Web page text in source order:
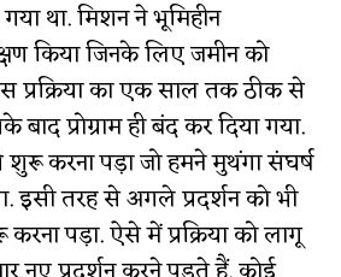
था. मिशन ने भूमिहीन
किया जिनके लिए जमीन को
प्रक्रिया का एक साल तक ठीक से
प्रोग्राम ही बंद कर दिया गया.
शुरू करना पड़ा जो हमने मुथंगा संघर्ष
इसी तरह से अगले प्रदर्शन को भी
पड़ा. ऐसे में प्रक्रिया को लागू